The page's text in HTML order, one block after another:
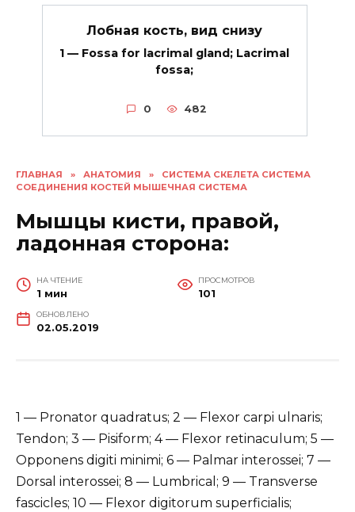
ГЛАВНАЯ » АНАТОМИЯ »
СИСТЕМА СКЕЛЕТА СИСТЕМА
СОЕДИНЕНИЯ КОСТЕЙ МЫШЕЧНАЯ СИСТЕМА
Мышцы кисти, правой,
ладонная сторона:
НА ЧТЕНИЕ
1 мин
ПРОСМОТРОВ
101
ОБНОВЛЕНО
02.05.2019
1 — Pronator quadratus; 2 — Flexor carpi ulnaris;
Tendon; 3 — Pisiform; 4 — Flexor retinaculum; 5 —
Opponens digiti minimi; 6 — Palmar interossei; 7 —
Dorsal interossei; 8 — Lumbrical; 9 — Transverse
fascicles; 10 — Flexor digitorum superficialis;
Лобная кость, вид снизу
1 — Fossa for lacrimal gland; Lacrimal
fossa;
0 482